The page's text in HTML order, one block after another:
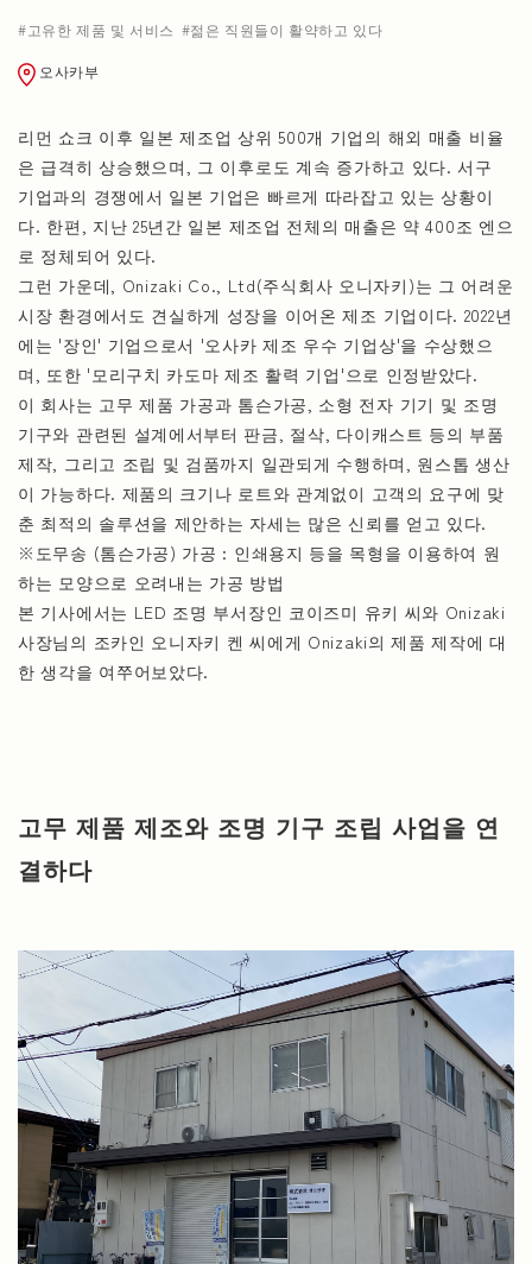
고유한 제품 및 서비스 젊은 직원들이 활약하고 있다
오사카부
리먼 쇼크 이후 일본 제조업 상위 500개 기업의 해외 매출 비율
은 급격히 상승했으며, 그 이후로도 계속 증가하고 있다. 서구
기업과의 경쟁에서 일본 기업은 빠르게 따라잡고 있는 상황이
다. 한편, 지난 25년간 일본 제조업 전체의 매출은 약 400조 엔으
로 정체되어 있다.
그런 가운데, Onizaki Co., Ltd(주식회사 오니자키)는 그 어려운
시장 환경에서도 견실하게 성장을 이어온 제조 기업이다. 2022년
에는 '장인' 기업으로서 '오사카 제조 우수 기업상'을 수상했으
며, 또한 '모리구치 카도마 제조 활력 기업'으로 인정받았다.
이 회사는 고무 제품 가공과 톰슨가공, 소형 전자 기기 및 조명
기구와 관련된 설계에서부터 판금, 절삭, 다이캐스트 등의 부품
제작, 그리고 조립 및 검품까지 일관되게 수행하며, 원스톱 생산
이 가능하다. 제품의 크기나 로트와 관계없이 고객의 요구에 맞
춘 최적의 솔루션을 제안하는 자세는 많은 신뢰를 얻고 있다.
※도무송 (톰슨가공) 가공 : 인쇄용지 등을 목형을 이용하여 원
하는 모양으로 오려내는 가공 방법
본 기사에서는 LED 조명 부서장인 코이즈미 유키 씨와 Onizaki
사장님의 조카인 오니자키 켄 씨에게 Onizaki의 제품 제작에 대
한 생각을 여쭈어보았다.
고무 제품 제조와 조명 기구 조립 사업을 연
결하다